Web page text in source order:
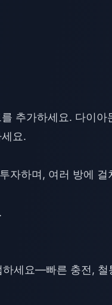
추가하세요. 다이아
요.
자하며, 여러 방에 걸
하세요—빠른 충전, 철